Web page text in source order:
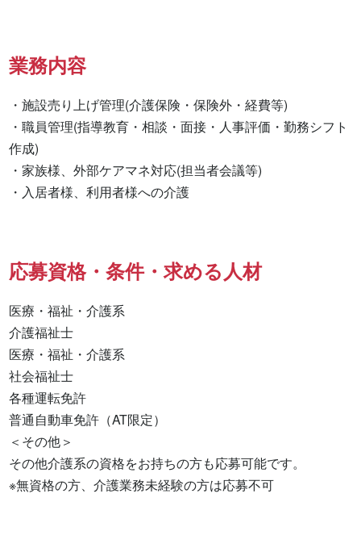
業務内容
・施設売り上げ管理(介護保険・保険外・経費等)
・職員管理(指導教育・相談・面接・人事評価・勤務シフト
作成)
・家族様、外部ケアマネ対応(担当者会議等)
・入居者様、利用者様への介護
応募資格・条件・求める人材
医療・福祉・介護系
介護福祉士
医療・福祉・介護系
社会福祉士
各種運転免許
普通自動車免許（AT限定）
＜その他＞
その他介護系の資格をお持ちの方も応募可能です。
※無資格の方、介護業務未経験の方は応募不可